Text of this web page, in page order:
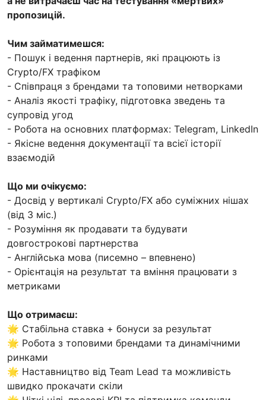
пропозицій.
Чим займатимешся:
- Пошук і ведення партнерів, які працюють із
Crypto/FX трафіком
- Співпраця з брендами та топовими нетворками
- Аналіз якості трафіку, підготовка зведень та
супровід угод
- Робота на основних платформах: Telegram, LinkedIn
- Якісне ведення документації та всієї історії
взаємодій
Що ми очікуємо:
- Досвід у вертикалі Crypto/FX або суміжних нішах
(від 3 міс.)
- Розуміння як продавати та будувати
довгострокові партнерства
- Англійська мова (писемно – впевнено)
- Орієнтація на результат та вміння працювати з
метриками
Що отримаєш:
🌟 Стабільна ставка + бонуси за результат
🌟 Робота з топовими брендами та динамічними
ринками
🌟 Наставництво від Team Lead та можливість
швидко прокачати скіли